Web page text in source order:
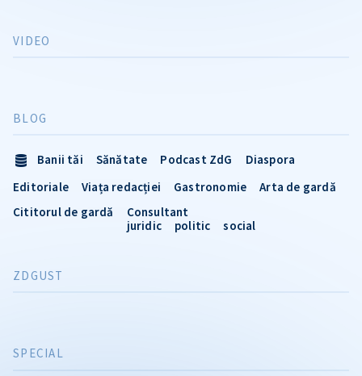
VIDEO
SPECIAL
BLOG
Banii tăi Sănătate Podcast ZdG
Diaspora
Editoriale
Viața redacției Gastronomie
Arta de gardă
Cititorul de gardă
Consultant
juridic
politic social
ZDGUST